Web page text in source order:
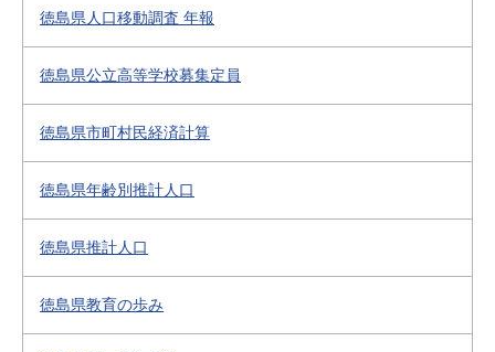
徳島県人口移動調査 年報
徳島県公立高等学校募集定員
徳島県市町村民経済計算
徳島県年齢別推計人口
徳島県推計人口
徳島県教育の歩み